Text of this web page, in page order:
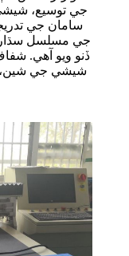
جي توسيع،
سامان جي
جي مسلسل
ڏنو ويو آهي.
شيشي جي شين،